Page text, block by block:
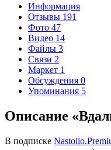
Информация
Отзывы 191
Фото 47
Видео 14
Файлы 3
Связи 2
Маркет 1
Обсуждения 0
Упоминания 5
Описание
В подписке